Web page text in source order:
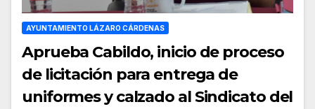
AYUNTAMIENTO LÁZARO CÁRDENAS
Aprueba Cabildo, inicio de proceso
de licitación para entrega de
uniformes y calzado al Sindicato del